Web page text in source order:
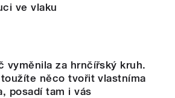
ve vlaku
vyměnila za hrnčířský kruh.
toužíte něco tvořit vlastníma
posadí tam i vás